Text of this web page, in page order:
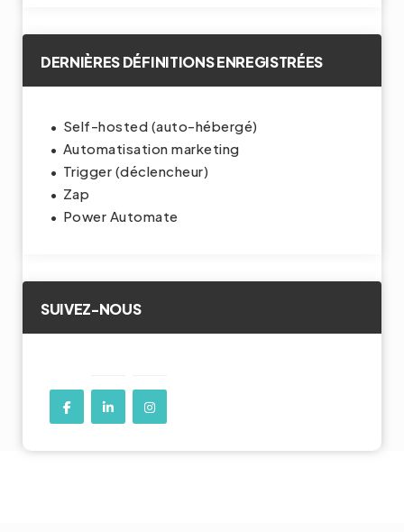
DERNIÈRES DÉFINITIONS ENREGISTRÉES
Self-hosted (auto-hébergé)
Automatisation marketing
Trigger (déclencheur)
Zap
Power Automate
SUIVEZ-NOUS